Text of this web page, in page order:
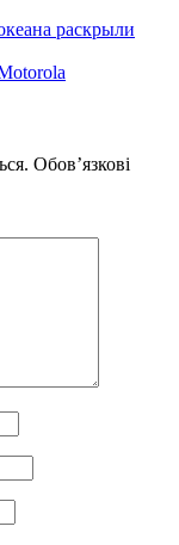
раскрыли
Обов’язкові